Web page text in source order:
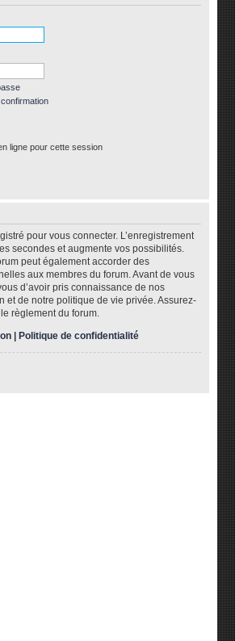
ligne pour cette session
pour vous connecter. L’enregistrement
secondes et augmente vos possibilités.
peut également accorder des
aux membres du forum. Avant de vous
d’avoir pris connaissance de nos
et de notre politique de vie privée. Assurez-
règlement du forum.
|Politique de confidentialité